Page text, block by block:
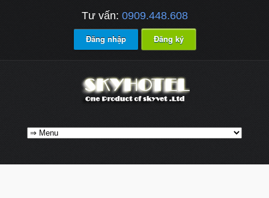
Tư vấn: 0909.448.608
Đăng nhập Đăng ký